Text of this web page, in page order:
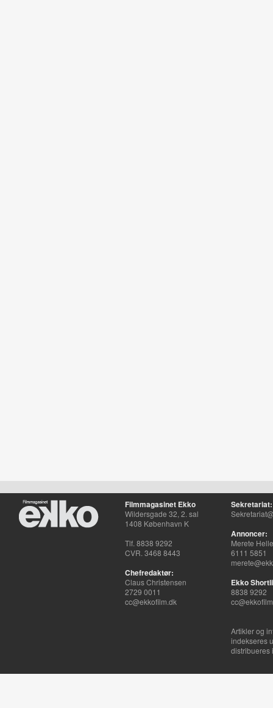
Filmmagasinet Ekko
Wildersgade 32, 2. sal
1408 København K
Tlf. 8838 9292
CVR. 3468 8443
Chefredaktør:
Claus Christensen
2729 0011
cc@ekkofilm.dk
Sekretariat:
Annoncer:
Merete
6111 5851
Ekko
8838 9292
Artikler og
indekseres
distribueres